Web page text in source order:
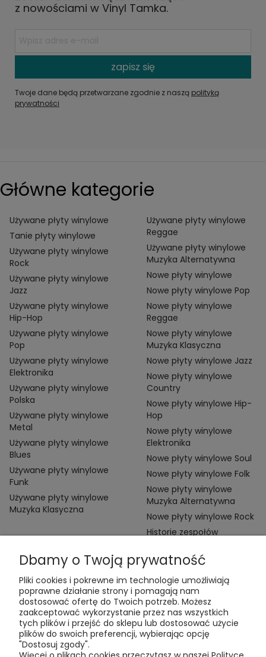
z nowościami w Vinyl Tamka.
zapisz się
Twoje dane będą przetwarzane zgodnie z naszą polityką
prywatności
Główne kategorie
Używane płyty winylowe
Tanie płyty winylowe
Używane płyty winylowe
Rock
Używane płyty winylowe
Jazz
Używane płyty winylowe
Hip-Hop
Używane płyty winylowe
Pop
Używane płyty winylowe
Elektronika
Używane płyty winylowe
Polska
Używane płyty winylowe
Metal
Używane płyty winylowe
Blues
Używane płyty winylowe
Funk
Używane płyty winylowe
Muzyka Klasyczna
Używane płyty winylowe
Reggae
Używane płyty winylowe
Muzyka Alternatywna
Nowe płyty winylowe
Nowe płyty winylowe Pop
Nowe płyty winylowe
Reggae
Nowe płyty winylowe
Muzyka Klasyczna
Nowe płyty winylowe Jazz
Nowe płyty winylowe
Country
Nowe płyty winylowe Hip-
Hop
Nowe płyty winylowe
Elektronika
Nowe płyty winylowe Soul
Nowe płyty winylowe Folk
Nowe płyty winylowe
Muzyka Alternatywna
Nowe płyty winylowe Rock
Historie zespołów
Kontakt:
t:+48 609 155 327
e:vinyltamka@gmail.com
ul. Chmielna 20, 00-020 Warszawa
Dbamy o Twoją prywatność
Pliki cookies i pokrewne im technologie umożliwiają
poprawne działanie strony i pomagają nam
dostosować ofertę do Twoich potrzeb. Możesz
zaakceptować wykorzystanie przez nas wszystkich
tych plików i przejść do sklepu lub dostosować użycie
plików do swoich preferencji, wybierając opcję
"Dostosuj zgody".